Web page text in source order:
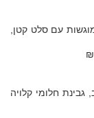
המוגשות עם סלט קטן,
גבינת חלומי קלויה